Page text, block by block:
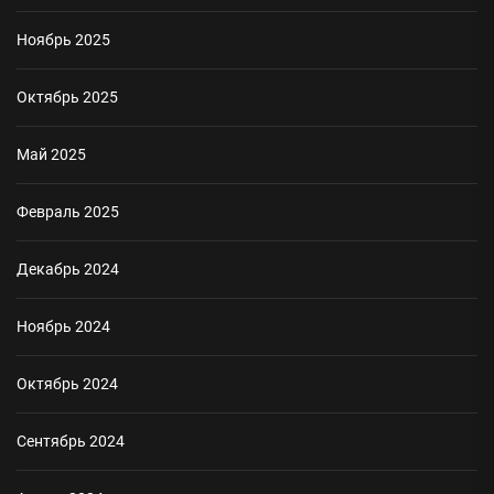
Ноябрь 2025
Октябрь 2025
Май 2025
Февраль 2025
Декабрь 2024
Ноябрь 2024
Октябрь 2024
Сентябрь 2024